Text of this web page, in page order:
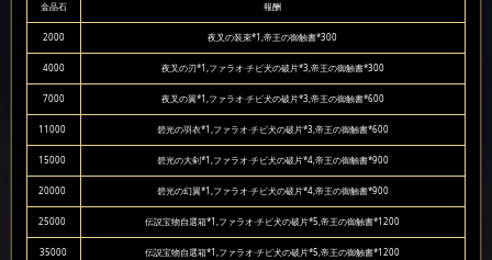
金晶石 報酬
2000 夜叉の装束*1,帝王の御触書*300
4000 夜叉の刃*1,ファラオ·チビ犬の破片*3,帝王の御触書*300
7000 夜叉の翼*1,ファラオ·チビ犬の破片*3,帝王の御触書*600
11000 碧光の羽衣*1,ファラオ·チビ犬の破片*3,帝王の御触書*600
15000 碧光の大剣*1,ファラオ·チビ犬の破片*4,帝王の御触書*900
20000 碧光の幻翼*1,ファラオ·チビ犬の破片*4,帝王の御触書*900
25000 伝説宝物自選箱*1,ファラオ·チビ犬の破片*5,帝王の御触書*1200
35000 伝説宝物自選箱*1,ファラオ·チビ犬の破片*5,帝王の御触書*1200